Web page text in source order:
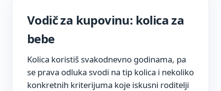
Vodič za kupovinu: kolica za
bebe
Kolica koristiš svakodnevno godinama, pa
se prava odluka svodi na tip kolica i nekoliko
konkretnih kriterijuma koje iskusni roditelji